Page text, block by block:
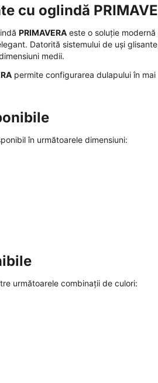
cu oglindă
PRIMAVERA este o soluție
Datorită sistemului de uși
medii.
permite configurarea dulapului în
în următoarele dimensiuni:
următoarele combinații de culori: